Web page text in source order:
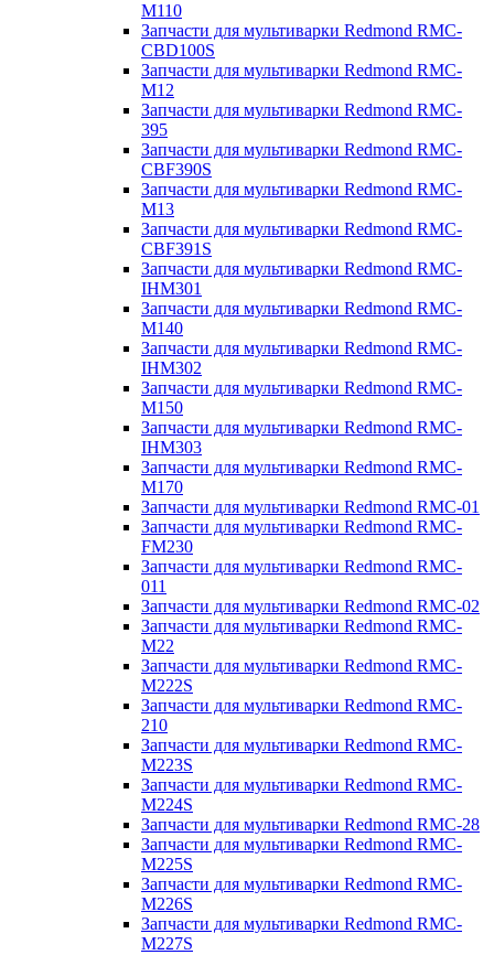
M110
Запчасти для мультиварки Redmond RMC-
CBD100S
Запчасти для мультиварки Redmond RMC-
M12
Запчасти для мультиварки Redmond RMC-
395
Запчасти для мультиварки Redmond RMC-
CBF390S
Запчасти для мультиварки Redmond RMC-
M13
Запчасти для мультиварки Redmond RMC-
CBF391S
Запчасти для мультиварки Redmond RMC-
IHM301
Запчасти для мультиварки Redmond RMC-
M140
Запчасти для мультиварки Redmond RMC-
IHM302
Запчасти для мультиварки Redmond RMC-
M150
Запчасти для мультиварки Redmond RMC-
IHM303
Запчасти для мультиварки Redmond RMC-
M170
Запчасти для мультиварки Redmond RMC-01
Запчасти для мультиварки Redmond RMC-
FM230
Запчасти для мультиварки Redmond RMC-
011
Запчасти для мультиварки Redmond RMC-02
Запчасти для мультиварки Redmond RMC-
M22
Запчасти для мультиварки Redmond RMC-
M222S
Запчасти для мультиварки Redmond RMC-
210
Запчасти для мультиварки Redmond RMC-
M223S
Запчасти для мультиварки Redmond RMC-
M224S
Запчасти для мультиварки Redmond RMC-28
Запчасти для мультиварки Redmond RMC-
M225S
Запчасти для мультиварки Redmond RMC-
M226S
Запчасти для мультиварки Redmond RMC-
M227S